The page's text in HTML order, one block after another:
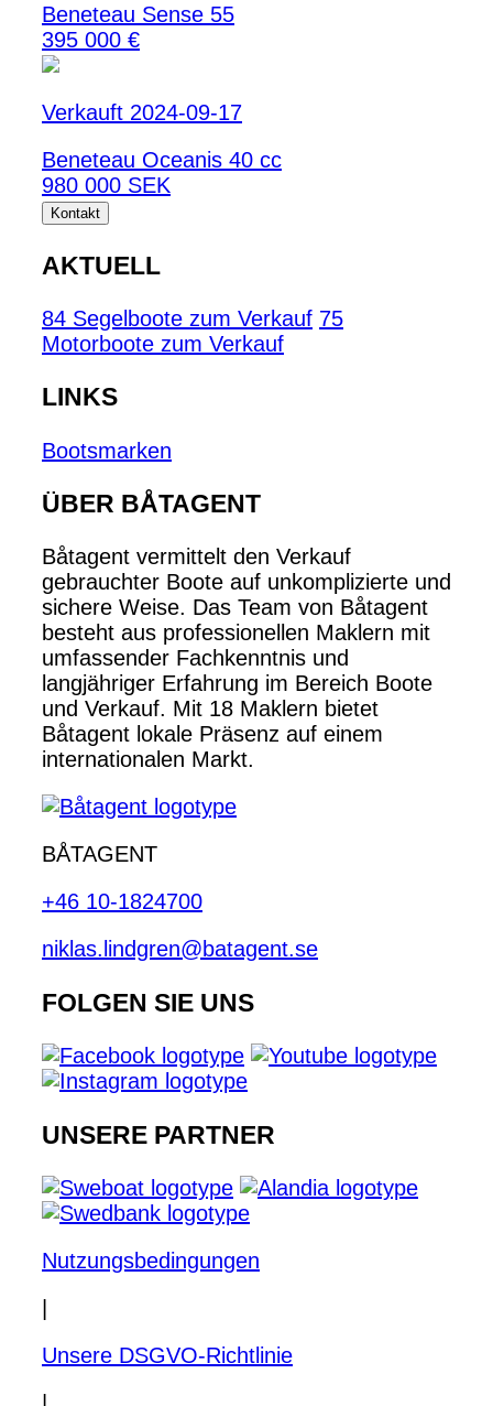
Beneteau Sense 55
395 000 €
Verkauft 2024-09-17
Beneteau Oceanis 40 cc
980 000 SEK
Kontakt
AKTUELL
84 Segelboote zum Verkauf 75
Motorboote zum Verkauf
LINKS
Bootsmarken
ÜBER BÅTAGENT
Båtagent vermittelt den Verkauf
gebrauchter Boote auf unkomplizierte und
sichere Weise. Das Team von Båtagent
besteht aus professionellen Maklern mit
umfassender Fachkenntnis und
langjähriger Erfahrung im Bereich Boote
und Verkauf. Mit 18 Maklern bietet
Båtagent lokale Präsenz auf einem
internationalen Markt.
BÅTAGENT
+46 10-1824700
niklas.lindgren@batagent.se
FOLGEN SIE UNS
UNSERE PARTNER
Nutzungsbedingungen
Unsere DSGVO-Richtlinie